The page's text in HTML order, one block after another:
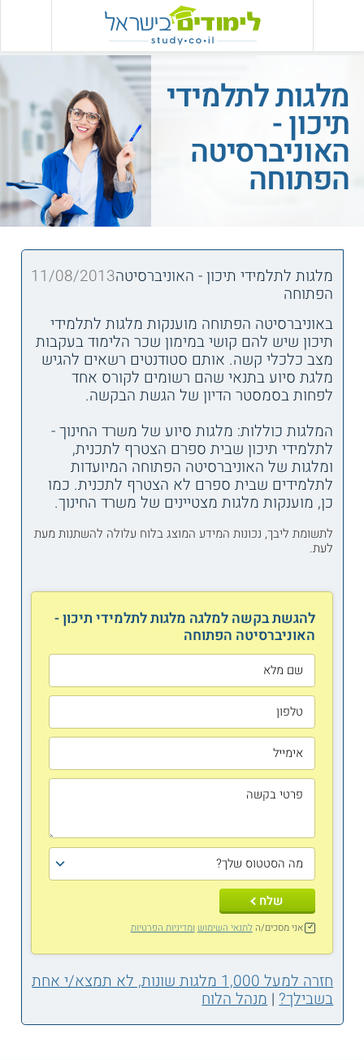
מלגות לתלמידי
תיכון -
האוניברסיטה
הפתוחה
מלגות לתלמידי תיכון - האוניברסיטה
הפתוחה
11/08/2013
באוניברסיטה הפתוחה מוענקות מלגות לתלמידי
תיכון שיש להם קושי במימון שכר הלימוד בעקבות
מצב כלכלי קשה. אותם סטודנטים רשאים להגיש
מלגת סיוע בתנאי שהם רשומים לקורס אחד
לפחות בסמסטר הדיון של הגשת הבקשה.
המלגות כוללות: מלגות סיוע של משרד החינוך -
לתלמידי תיכון שבית ספרם הצטרף לתכנית,
ומלגות של האוניברסיטה הפתוחה המיועדות
לתלמידים שבית ספרם לא הצטרף לתכנית. כמו
כן, מוענקות מלגות מצטיינים של משרד החינוך.
לתשומת ליבך, נכונות המידע המוצג בלוח עלולה להשתנות מעת
לעת.
להגשת בקשה למלגה מלגות לתלמידי תיכון -
האוניברסיטה הפתוחה
שלח
אני מסכים/הלתנאי השימוש ומדיניות הפרטיות
חזרה למעל 1,000 מלגות שונות, לא תמצא/י אחת
בשבילך?|מנהל הלוח